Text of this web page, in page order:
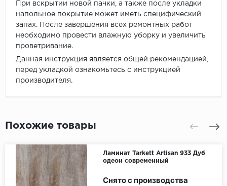
При вскрытии новой пачки, а также после укладки
напольное покрытие может иметь специфический
запах. После завершения всех ремонтных работ
необходимо провести влажную уборку и увеличить
проветривание.
Данная инструкция является общей рекомендацией,
перед укладкой ознакомьтесь с инструкцией
производителя.
Похожие товары
Ламинат Tarkett Artisan 933 Дуб
одеон современный
Снято с производства